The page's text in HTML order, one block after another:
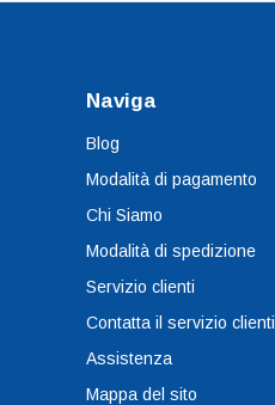
Naviga
Blog
Modalità di pagamento
Chi Siamo
Modalità di spedizione
Servizio clienti
Contatta il servizio clienti
Assistenza
Mappa del sito